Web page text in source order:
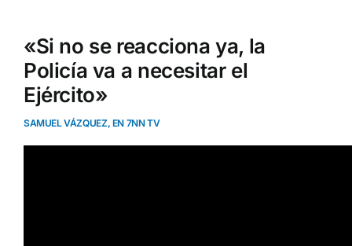
«Si no se reacciona ya, la
Policía va a necesitar el
Ejército»
SAMUEL VÁZQUEZ, EN 7NN TV